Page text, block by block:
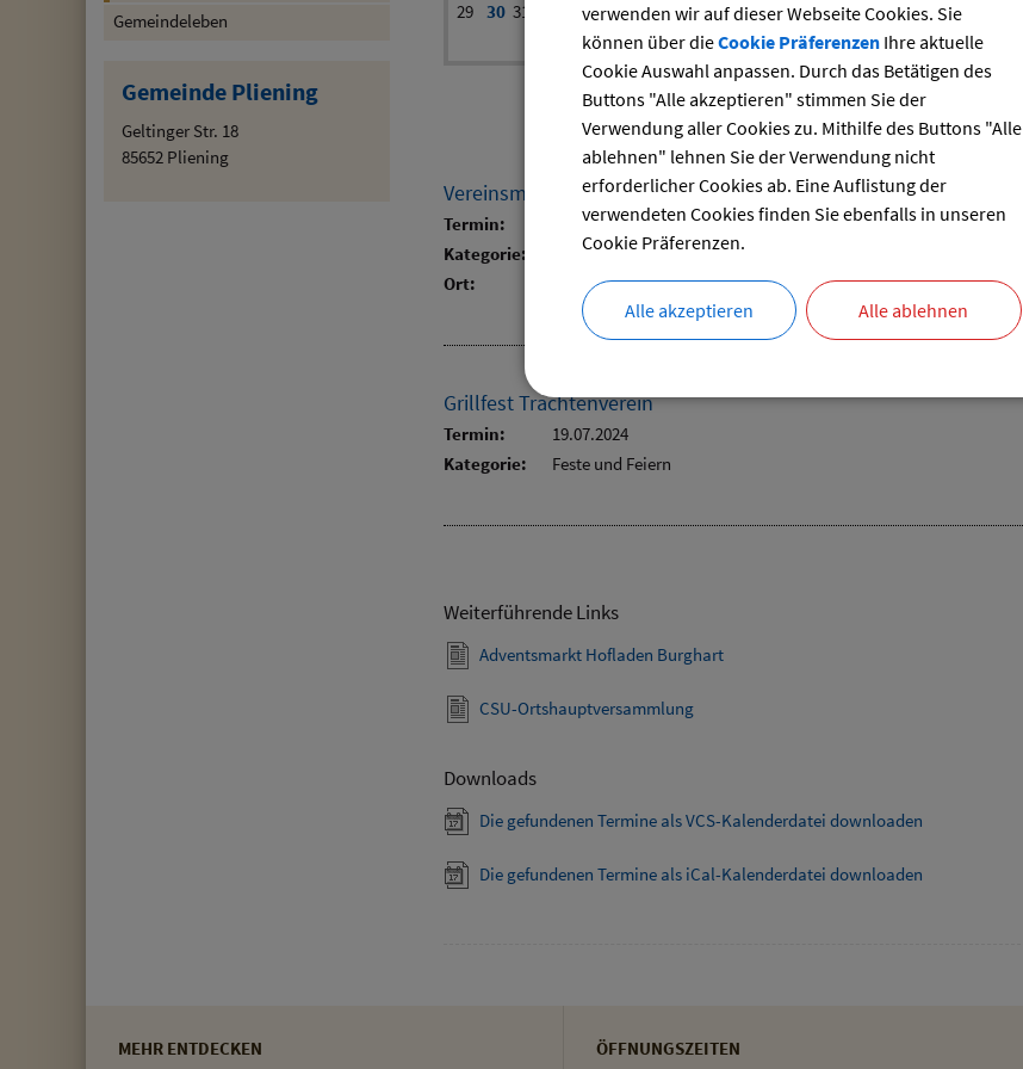
Gemeindeleben
Gemeinde Pliening
Geltinger Str. 18
85652 Pliening
29 30 31
reset
Vereinsmeisterschaft SSV Landsham
Termin:
19.07.2024
Kategorie:
Sport
Ort:
Vereinsgelände
Grillfest Trachtenverein
Termin:
19.07.2024
Kategorie:
Feste und Feiern
Weiterführende Links
Adventsmarkt Hofladen Burghart
CSU-Ortshauptversammlung
Downloads
Die gefundenen Termine als VCS-Kalenderdatei downloaden
Die gefundenen Termine als iCal-Kalenderdatei downloaden
MEHR ENTDECKEN ÖFFNUNGSZEITEN
verwenden wir auf dieser Webseite Cookies. Sie
können über dieCookie PräferenzenIhre aktuelle
Cookie Auswahl anpassen. Durch das Betätigen des
Buttons "Alle akzeptieren" stimmen Sie der
Verwendung aller Cookies zu. Mithilfe des Buttons "Alle
ablehnen" lehnen Sie der Verwendung nicht
erforderlicher Cookies ab. Eine Auflistung der
verwendeten Cookies finden Sie ebenfalls in unseren
Cookie Präferenzen.
Alle akzeptieren Alle ablehnen